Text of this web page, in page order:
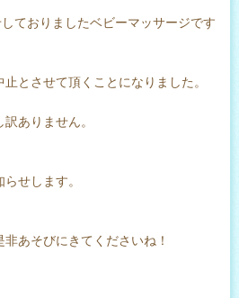
ておりましたベビーマッサージです
とさせて頂くことになりました。
ありません。
せします。
あそびにきてくださいね！